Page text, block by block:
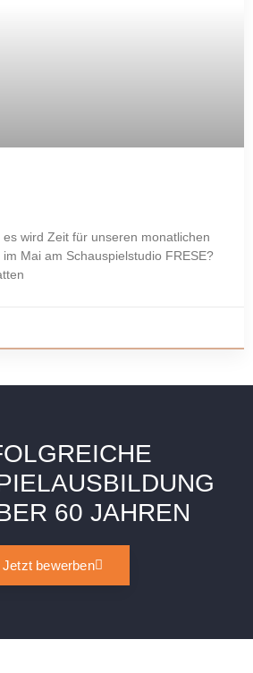
wird Zeit für unseren monatlichen
Mai am Schauspielstudio FRESE?
60 JAHREN
Jetzt bewerben